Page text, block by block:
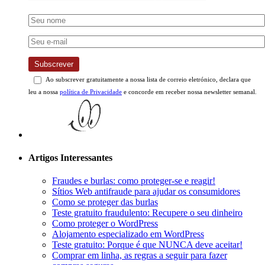
Ao subscrever gratuitamente a nossa lista de correio eletrónico, declara que
leu a nossapolítica de Privacidadee concorde em receber nossa newsletter semanal.
Sítios Web antifraude para ajudar os consumidores
Como se proteger das burlas
Teste gratuito fraudulento: Recupere o seu dinheiro
Como proteger o WordPress
Alojamento especializado em WordPress
Teste gratuito: Porque é que NUNCA deve aceitar!
Comprar em linha, as regras a seguir para fazer
compras seguras